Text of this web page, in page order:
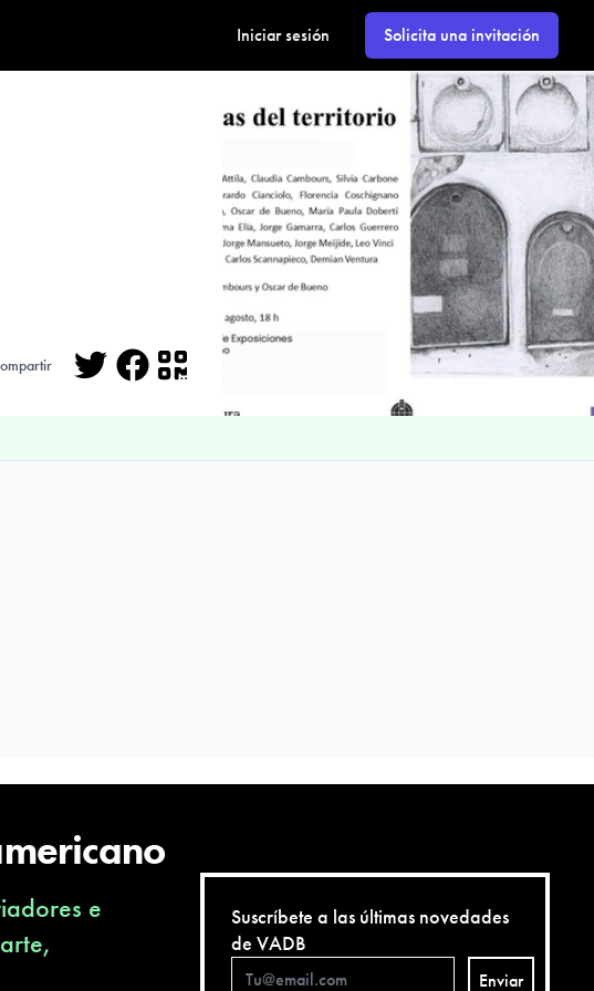
Iniciar sesión Solicita una invitación
Facebook
e
Suscríbete a las últimas novedades
de VADB
Enviar